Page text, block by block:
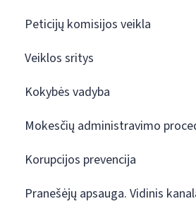
Peticijų komisijos veikla
Veiklos sritys
Kokybės vadyba
Mokesčių administravimo
Korupcijos prevencija
Pranešėjų apsauga. Vidinis